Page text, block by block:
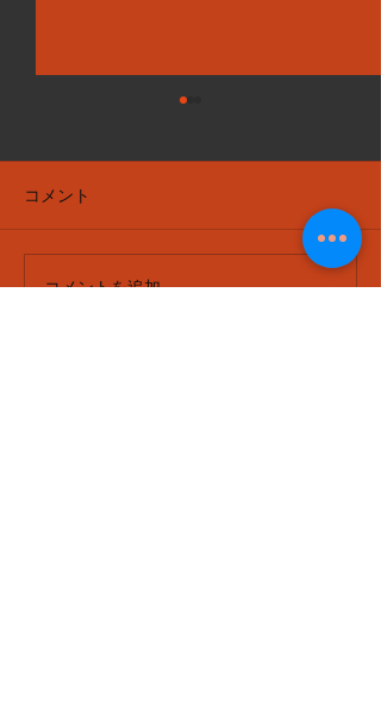
porche panamera gts ポ
コメント
コメントを追加…